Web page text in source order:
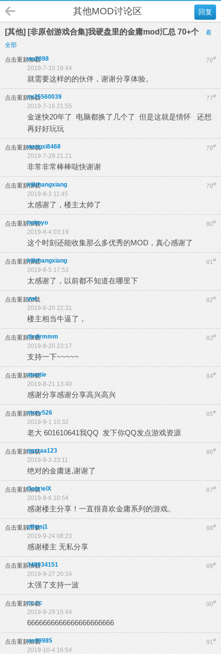
回复
其他MOD讨论区
[其他] [非原创游戏合集]我硬盘里的金庸mod汇总 70+个
看
全部
点击重新加载 76#
wu2898
2019-7-10 16:44
就需要这样的的伙伴，谢谢分享体验。
点击重新加载 77#
sx25560039
2019-7-16 21:55
金迷快20年了 电脑都换了几个了 但是这就是情怀 还想
再好好玩玩
点击重新加载 78#
wangxi8468
2019-7-29 21:21
非常非常棒棒哒快谢谢
点击重新加载 79#
killzhangxiang
2019-8-3 11:45
太感谢了，楼主太帅了
点击重新加载 80#
hoboyo
2019-8-4 03:19
这个时刻还能收集那么多优秀的MOD，真心感谢了
点击重新加载 81#
killzhangxiang
2019-8-5 17:53
太感谢了，以前都不知道在哪里下
点击重新加载 82#
ywl
2019-8-20 22:31
楼主相当牛逼了，
点击重新加载 83#
dirdirmmm
2019-8-20 23:17
支持一下~~~~~
点击重新加载 84#
ataotie
2019-8-21 13:40
感谢分享感谢分享高兴高兴
点击重新加载 85#
story526
2019-9-1 10:32
老大 601610641我QQ 发下你QQ发点游戏资源
点击重新加载 86#
qqzzaa123
2019-9-3 23:11
绝对的金庸迷,谢谢了
点击重新加载 87#
GabrielX
2019-9-6 10:54
感谢楼主分享！一直很喜欢金庸系列的游戏。
点击重新加载 88#
pfhpsj1
2019-9-24 08:23
感谢楼主 无私分享
点击重新加载 89#
348934151
2019-9-27 20:34
太强了支持一波
点击重新加载 90#
cc.cc
2019-9-29 15:44
6666666666666666666666
点击重新加载 91#
ws99985
2019-10-4 16:54